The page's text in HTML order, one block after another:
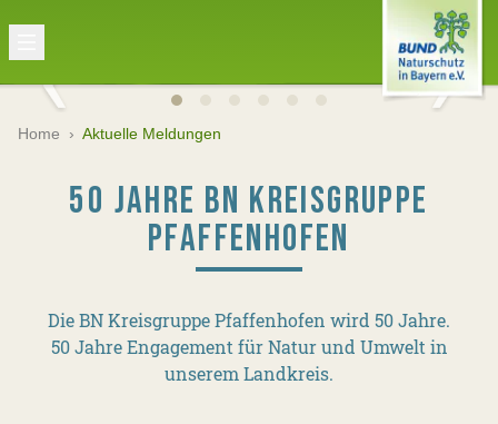
Home › Aktuelle Meldungen
50 JAHRE BN KREISGRUPPE
PFAFFENHOFEN
Die BN Kreisgruppe Pfaffenhofen wird 50 Jahre.
50 Jahre Engagement für Natur und Umwelt in
unserem Landkreis.